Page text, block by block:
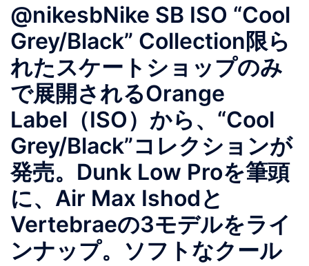
@nikesbNike SB ISO “Cool
Grey/Black” Collection限ら
れたスケートショップのみ
で展開されるOrange
Label（ISO）から、“Cool
Grey/Black”コレクションが
発売。Dunk Low Proを筆頭
に、Air Max Ishodと
Vertebraeの3モデルをライ
ンナップ。ソフトなクール